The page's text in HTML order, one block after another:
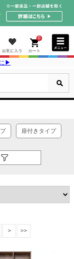
0
▶
扉付きタイプ
> >>